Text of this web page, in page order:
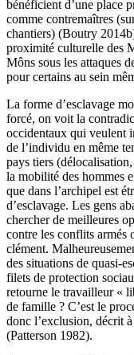
bénéficient d’une place
comme contremaîtres
chantiers) (Boutry
proximité culturelle des
Môns sous les attaques
pour certains au sein
La forme d’esclavage
forcé, on voit la
occidentaux qui veulent
de l’individu en même
pays tiers
la mobilité des hommes
que dans l’archipel est
d’esclavage. Les gens
chercher de meilleures
contre les conflits armés
clément.
des situations de quasi-
filets de protection
retourne le travailleur «
de famille ? C’est le
donc l’exclusion, décrit
(Patterson 1982).